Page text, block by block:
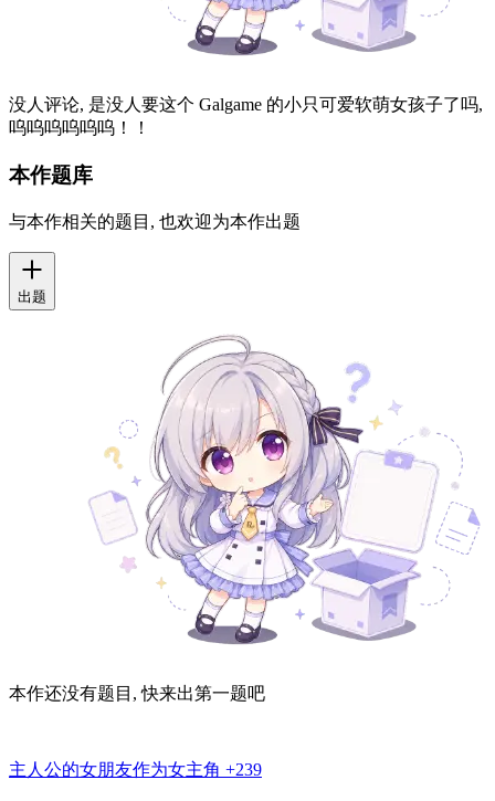
没人评论, 是没人要这个 Galgame 的小只可爱软萌女孩子了吗,
呜呜呜呜呜呜！！
本作题库
与本作相关的题目, 也欢迎为本作出题
出题
本作还没有题目, 快来出第一题吧
主人公的女朋友作为女主角 +239